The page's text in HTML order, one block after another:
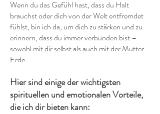
Wenn du das Gefühl hast, dass du Halt
brauchst oder dich von der Welt entfremdet
fühlst, bin ich da, um dich zu stärken und zu
erinnern, dass du immer verbunden bist –
sowohl mit dir selbst als auch mit der Mutter
Erde.
Hier sind einige der wichtigsten
spirituellen und emotionalen Vorteile,
die ich dir bieten kann: